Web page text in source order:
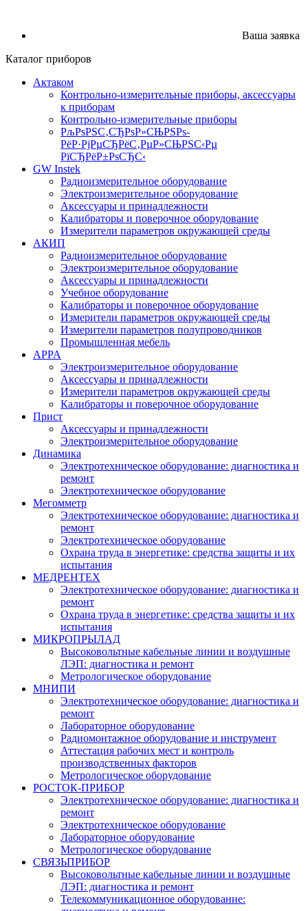
Ваша заявка
Каталог приборов
Актаком
Контрольно-измерительные приборы, аксессуары
к приборам
Контрольно-измерительные приборы
РљРѕРЅС‚СЂРѕР»СЊРЅРѕ-
РёР·РјРµСЂРёС‚РµР»СЊРЅС‹Рµ
РїСЂРёР±РѕСЂС‹
GW Instek
Радиоизмерительное оборудование
Электроизмерительное оборудование
Аксессуары и принадлежности
Калибраторы и поверочное оборудование
Измерители параметров окружающей среды
АКИП
Радиоизмерительное оборудование
Электроизмерительное оборудование
Аксессуары и принадлежности
Учебное оборудование
Калибраторы и поверочное оборудование
Измерители параметров окружающей среды
Измерители параметров полупроводников
Промышленная мебель
APPA
Электроизмерительное оборудование
Аксессуары и принадлежности
Измерители параметров окружающей среды
Калибраторы и поверочное оборудование
Прист
Аксессуары и принадлежности
Электроизмерительное оборудование
Динамика
Электротехническое оборудование: диагностика и
ремонт
Электротехническое оборудование
Мегомметр
Электротехническое оборудование: диагностика и
ремонт
Электротехническое оборудование
Охрана труда в энергетике: средства защиты и их
испытания
МЕДРЕНТЕХ
Электротехническое оборудование: диагностика и
ремонт
Охрана труда в энергетике: средства защиты и их
испытания
МИКРОПРЫЛАД
Высоковольтные кабельные линии и воздушные
ЛЭП: диагностика и ремонт
Метрологическое оборудование
МНИПИ
Электротехническое оборудование: диагностика и
ремонт
Лабораторное оборудование
Радиомонтажное оборудование и инструмент
Аттестация рабочих мест и контроль
производственных факторов
Метрологическое оборудование
РОСТОК-ПРИБОР
Электротехническое оборудование: диагностика и
ремонт
Электротехническое оборудование
Лабораторное оборудование
Метрологическое оборудование
СВЯЗЬПРИБОР
Высоковольтные кабельные линии и воздушные
ЛЭП: диагностика и ремонт
Телекоммуникационное оборудование: